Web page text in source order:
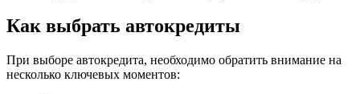
Как выбрать автокредиты
При выборе автокредита, необходимо обратить внимание на
несколько ключевых моментов: